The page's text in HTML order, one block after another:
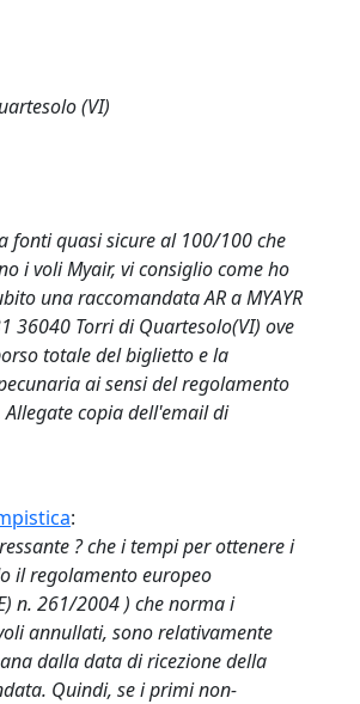
(VI)
fonti quasi sicure al 100/100 che
i voli Myair, vi consiglio come ho
una raccomandata AR a MYAYR
36040 Torri di Quartesolo(VI) ove
totale del biglietto e la
ai sensi del regolamento
Allegate copia dell'email di
:
? che i tempi per ottenere i
il regolamento europeo
n. 261/2004 ) che norma i
annullati, sono relativamente
dalla data di ricezione della
Quindi, se i primi non-